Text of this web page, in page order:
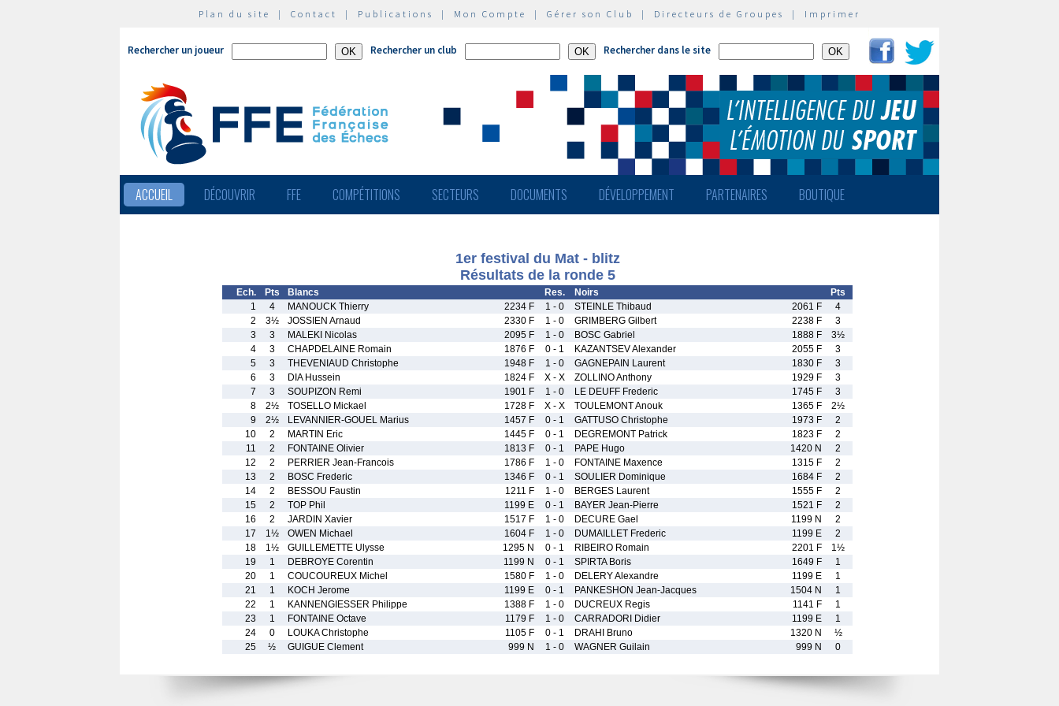
Plan du site | Contact | Publications | Mon Compte | Gérer son Club | Directeurs de Groupes | Imprimer
Rechercher un joueur Rechercher un club Rechercher dans le site
ACCUEIL DÉCOUVRIR FFE COMPÉTITIONS SECTEURS DOCUMENTS DÉVELOPPEMENT PARTENAIRES BOUTIQUE
1er festival du Mat - blitz
Résultats de la ronde 5
Ech. Pts Blancs Res. Noirs
Pts
1
4 MANOUCK Thierry 2234 F 1 - 0 STEINLE Thibaud 2061 F
4
2
3½ JOSSIEN Arnaud 2330 F 1 - 0 GRIMBERG Gilbert 2238 F
3
3
3 MALEKI Nicolas 2095 F 1 - 0 BOSC Gabriel 1888 F
3½
4
3 CHAPDELAINE Romain 1876 F 0 - 1 KAZANTSEV Alexander 2055 F
3
5
3 THEVENIAUD Christophe 1948 F 1 - 0 GAGNEPAIN Laurent 1830 F
3
6
3 DIA Hussein 1824 F X - X ZOLLINO Anthony 1929 F
3
7
3 SOUPIZON Remi 1901 F 1 - 0 LE DEUFF Frederic 1745 F
3
8
2½ TOSELLO Mickael 1728 F X - X TOULEMONT Anouk 1365 F
2½
9
2½ LEVANNIER-GOUEL Marius 1457 F 0 - 1 GATTUSO Christophe 1973 F
2
10
2 MARTIN Eric 1445 F 0 - 1 DEGREMONT Patrick 1823 F
2
11
2 FONTAINE Olivier 1813 F 0 - 1 PAPE Hugo 1420 N
2
12
2 PERRIER Jean-Francois 1786 F 1 - 0 FONTAINE Maxence 1315 F
2
13
2 BOSC Frederic 1346 F 0 - 1 SOULIER Dominique 1684 F
2
14
2 BESSOU Faustin 1211 F 1 - 0 BERGES Laurent 1555 F
2
15
2 TOP Phil 1199 E 0 - 1 BAYER Jean-Pierre 1521 F
2
16
2 JARDIN Xavier 1517 F 1 - 0 DECURE Gael 1199 N
2
17
1½ OWEN Michael 1604 F 1 - 0 DUMAILLET Frederic 1199 E
2
18
1½ GUILLEMETTE Ulysse 1295 N 0 - 1 RIBEIRO Romain 2201 F
1½
19
1 DEBROYE Corentin 1199 N 0 - 1 SPIRTA Boris 1649 F
1
20
1 COUCOUREUX Michel 1580 F 1 - 0 DELERY Alexandre 1199 E
1
21
1 KOCH Jerome 1199 E 0 - 1 PANKESHON Jean-Jacques 1504 N
1
22
1 KANNENGIESSER Philippe 1388 F 1 - 0 DUCREUX Regis 1141 F
1
23
1 FONTAINE Octave 1179 F 1 - 0 CARRADORI Didier 1199 E
1
24
0 LOUKA Christophe 1105 F 0 - 1 DRAHI Bruno 1320 N
½
25
½ GUIGUE Clement 999 N 1 - 0 WAGNER Guilain 999 N 0